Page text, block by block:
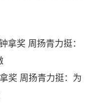
奖 周扬青力挺：为